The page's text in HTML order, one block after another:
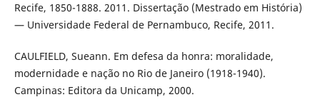
Recife, 1850-1888. 2011. Dissertação (Mestrado em História)
— Universidade Federal de Pernambuco, Recife, 2011.
CAULFIELD, Sueann. Em defesa da honra: moralidade,
modernidade e nação no Rio de Janeiro (1918-1940).
Campinas: Editora da Unicamp, 2000.